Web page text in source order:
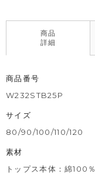
商品
詳細
商品番号
W232STB25P
サイズ
80/90/100/110/120
素材
トップス本体：綿100％